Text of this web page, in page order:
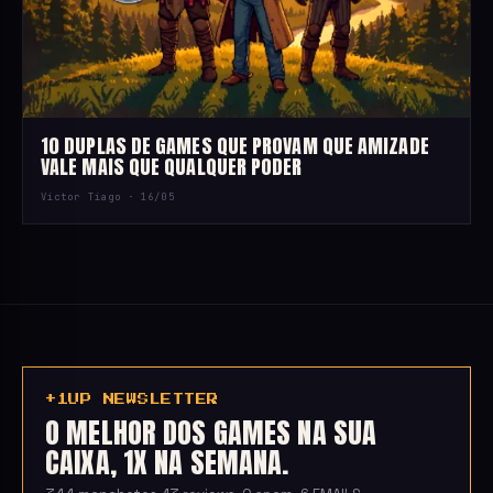
10 DUPLAS DE GAMES QUE PROVAM QUE AMIZADE
VALE MAIS QUE QUALQUER PODER
Victor Tiago ·16/05
+1UP NEWSLETTER
O MELHOR DOS GAMES NA SUA
CAIXA, 1X NA SEMANA.